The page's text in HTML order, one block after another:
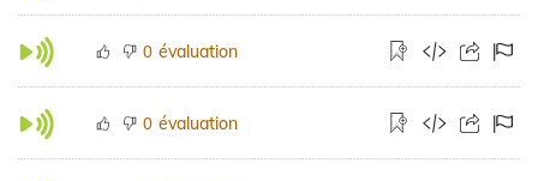
0 évaluation
0 évaluation